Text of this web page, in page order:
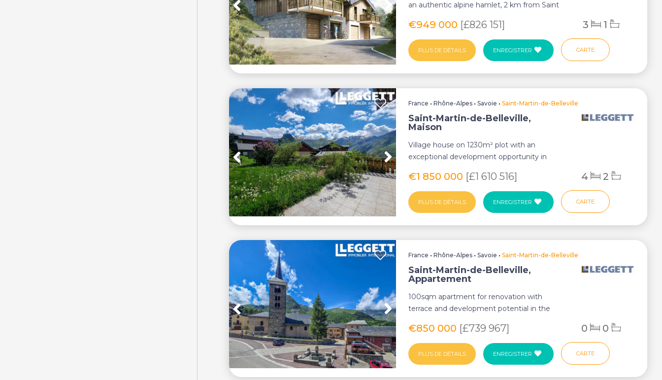
an authentic alpine hamlet, 2 km from Saint
€949 000 [£826 151] 3 1
PLUS DE DÉTAILS ENREGISTRER CARTE
France •Rhône-Alpes •Savoie •Saint-Martin-de-Belleville
Saint-Martin-de-Belleville,
Maison
Village house on 1230m² plot with an
exceptional development opportunity in
€1 850 000 [£1 610 516] 4 2
PLUS DE DÉTAILS ENREGISTRER CARTE
France •Rhône-Alpes •Savoie •Saint-Martin-de-Belleville
Saint-Martin-de-Belleville,
Appartement
100sqm apartment for renovation with
terrace and development potential in the
€850 000 [£739 967] 0 0
PLUS DE DÉTAILS ENREGISTRER CARTE